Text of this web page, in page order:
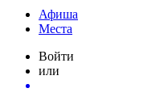
Афиша
Места
Войти
или